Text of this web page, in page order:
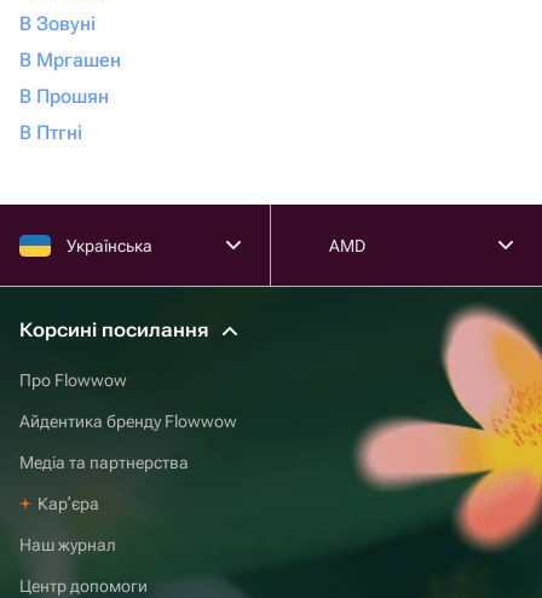
В Зовуні
В Мргашен
В Прошян
В Птгні
Українська AMD
Корсині посилання
Про Flowwow
Айдентика бренду Flowwow
Медіа та партнерства
Карʼєра
Наш журнал
Центр допомоги